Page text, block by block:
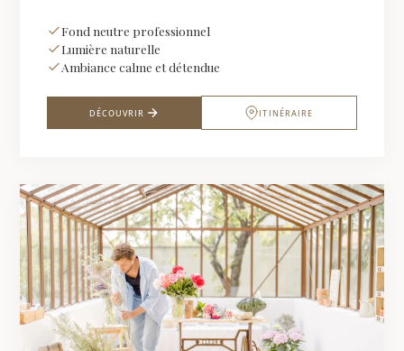
Fond neutre professionnel
Lumière naturelle
Ambiance calme et détendue
DÉCOUVRIR ITINÉRAIRE